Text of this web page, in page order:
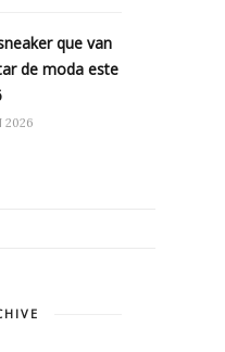
que van
de moda este
2026